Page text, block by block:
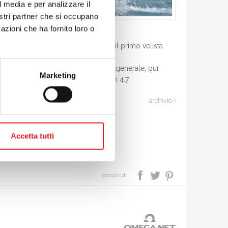
e per analizzare il
partner che si occupano
che ha fornito loro o
Marketing
Accetta tutti
mia vittoria è per nonno Paolo, il primo velista
nel Laser Standard chiude terzo in generale, pur
5° tra le femmine e 31° in generale in 4.7.
archivio
condividi